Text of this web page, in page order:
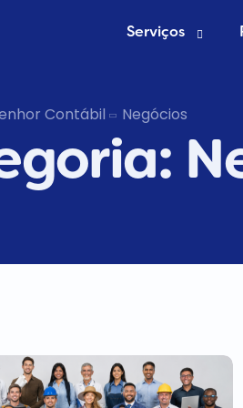
Serviços
Abrir
Trocar de
Deixar de
Contábil Negócios